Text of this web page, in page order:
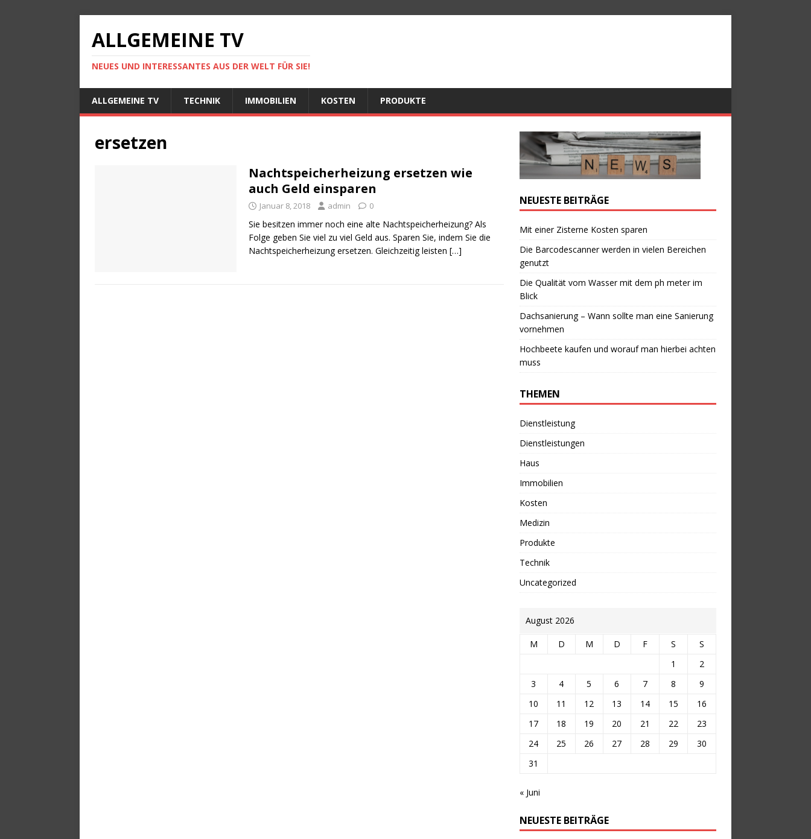
ALLGEMEINE TV
NEUES UND INTERESSANTES AUS DER WELT FÜR SIE!
ALLGEMEINE TV TECHNIK IMMOBILIEN KOSTEN PRODUKTE
ersetzen
Nachtspeicherheizung ersetzen wie
auch Geld einsparen
Januar 8, 2018 admin 0
Sie besitzen immer noch eine alte Nachtspeicherheizung? Als
Folge geben Sie viel zu viel Geld aus. Sparen Sie, indem Sie die
Nachtspeicherheizung ersetzen. Gleichzeitig leisten […]
NEUESTE BEITRÄGE
Mit einer Zisterne Kosten sparen
Die Barcodescanner werden in vielen Bereichen
genutzt
Die Qualität vom Wasser mit dem ph meter im
Blick
Dachsanierung – Wann sollte man eine Sanierung
vornehmen
Hochbeete kaufen und worauf man hierbei achten
muss
THEMEN
Dienstleistung
Dienstleistungen
Haus
Immobilien
Kosten
Medizin
Produkte
Technik
Uncategorized
August 2026
M D M D F S
S
1
2
3
4 5 6 7 8
9
10
11 12 13 14 15
16
17
18 19 20 21 22
23
24
25 26 27 28 29
30
31
« Juni
NEUESTE BEITRÄGE